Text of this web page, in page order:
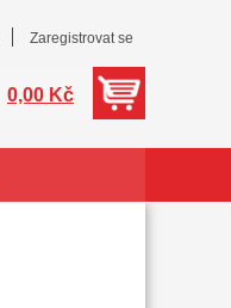
Zaregistrovat se
0,00 Kč